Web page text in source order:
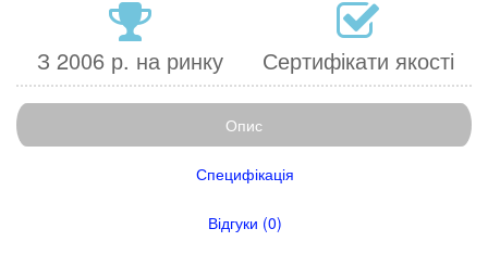
З 2006 р. на ринку Сертифікати якості
Опис
Специфікація
Відгуки (0)